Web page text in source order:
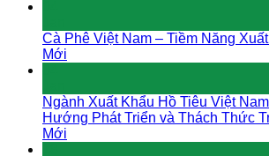
Cà Phê Việt Nam – Tiềm Năng
Mới
Ngành Xuất Khẩu Hồ Tiêu Việt
Hướng Phát Triển và Thách Thức
Mới